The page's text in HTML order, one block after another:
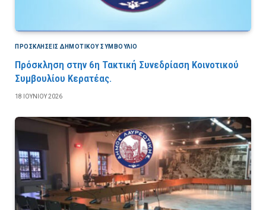
ΠΡΟΣΚΛΉΣΕΙΣ ΔΗΜΟΤΙΚΟΎ ΣΥΜΒΟΎΛΙΟ
Πρόσκληση στην 6η Τακτική Συνεδρίαση Κοινοτικού
Συμβουλίου Κερατέας.
18 ΙΟΥΝΊΟΥ 2026